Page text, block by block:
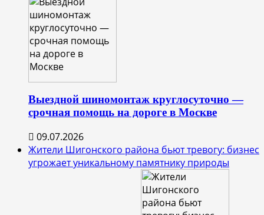
Выездной шиномонтаж круглосуточно —
срочная помощь на дороге в Москве
09.07.2026
Жители Шигонского района бьют тревогу: бизнес
угрожает уникальному памятнику природы